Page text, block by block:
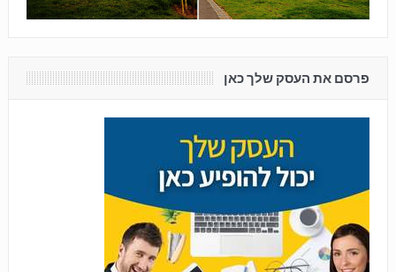
פרסם את העסק שלך כאן